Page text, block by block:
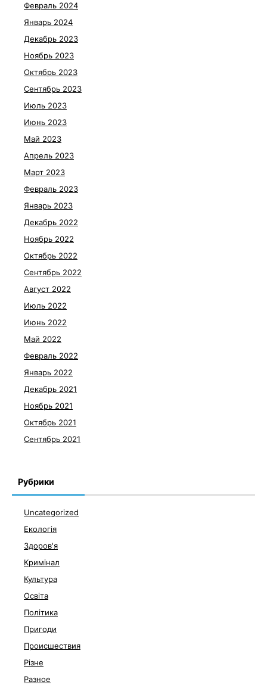
Февраль 2024
Январь 2024
Декабрь 2023
Ноябрь 2023
Октябрь 2023
Сентябрь 2023
Июль 2023
Июнь 2023
Май 2023
Апрель 2023
Март 2023
Февраль 2023
Январь 2023
Декабрь 2022
Ноябрь 2022
Октябрь 2022
Сентябрь 2022
Август 2022
Июль 2022
Июнь 2022
Май 2022
Февраль 2022
Январь 2022
Декабрь 2021
Ноябрь 2021
Октябрь 2021
Сентябрь 2021
Рубрики
Uncategorized
Екологія
Здоров'я
Кримінал
Культура
Освіта
Політика
Пригоди
Происшествия
Різне
Разное